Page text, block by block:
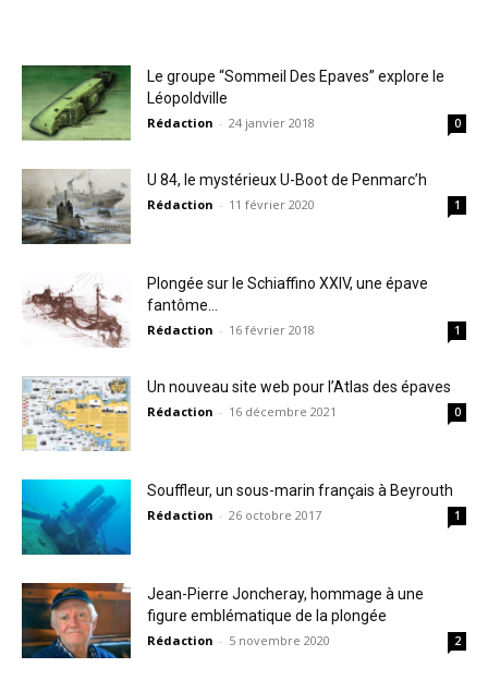
Le groupe “Sommeil Des Epaves” explore le
Léopoldville
Rédaction - 24 janvier 2018 0
U 84, le mystérieux U-Boot de Penmarc’h
Rédaction - 11 février 2020 1
Plongée sur le Schiaffino XXIV, une épave
fantôme…
Rédaction - 16 février 2018 1
Un nouveau site web pour l’Atlas des épaves
Rédaction - 16 décembre 2021 0
Souffleur, un sous-marin français à Beyrouth
Rédaction - 26 octobre 2017 1
Jean-Pierre Joncheray, hommage à une
figure emblématique de la plongée
Rédaction - 5 novembre 2020 2